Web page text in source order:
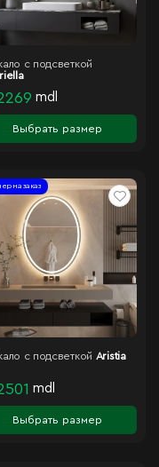
с подсветкой
mdl
Выбрать размер
на заказ
с подсветкой Aristia
mdl
Выбрать размер